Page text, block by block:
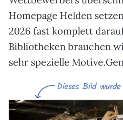
Homepage Helden
2026 fast komplett
Bibliotheken brauchen
sehr spezielle Motive.Gen